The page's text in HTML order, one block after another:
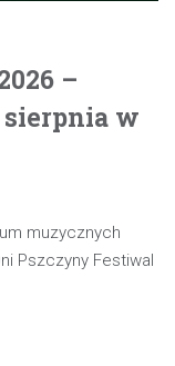
–
sierpnia w
muzycznych
Pszczyny Festiwal